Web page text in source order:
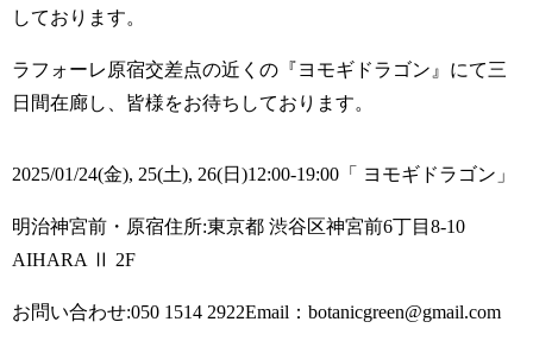
しております。
ラフォーレ原宿交差点の近くの『ヨモギドラゴン』にて三
日間在廊し、皆様をお待ちしております。
2025/01/24(金), 25(土), 26(日)12:00-19:00「 ヨモギドラゴン」
明治神宮前・原宿住所:東京都 渋谷区神宮前6丁目8-10
AIHARA Ⅱ 2F
お問い合わせ:050 1514 2922Email：botanicgreen@gmail.com